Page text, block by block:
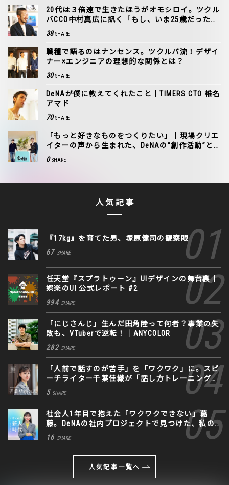
20代は３倍速で生きたほうがオモシロイ。ツクル
バCCO中村真広に訊く「もし、いま25歳だった
ら？」
38 SHARE
職種で語るのはナンセンス。ツクルバ流！デザイ
ナー×エンジニアの理想的な関係とは？
30 SHARE
DeNAが僕に教えてくれたこと｜TIMERS CTO 椎名
アマド
70 SHARE
「もっと好きなものをつくりたい」｜現場クリエ
イターの声から生まれた、DeNAの“創作活動”と
は。
0 SHARE
人気記事
『17kg』を育てた男、塚原健司の観察眼
67 SHARE
任天堂『スプラトゥーン』UIデザインの舞台裏｜
娯楽のUI 公式レポート #2
994 SHARE
「にじさんじ」生んだ田角陸って何者？事業の失
敗も、VTuberで逆転！｜ANYCOLOR
282 SHARE
「人前で話すのが苦手」を「ワクワク」に。スピ
ーチライター千葉佳織が「話し方トレーニング」
に込めた思い
5 SHARE
社会人1年目で抱えた「ワクワクできない」葛
藤。DeNAの社内プロジェクトで見つけた、私の
生きる道
16 SHARE
人気記事一覧へ